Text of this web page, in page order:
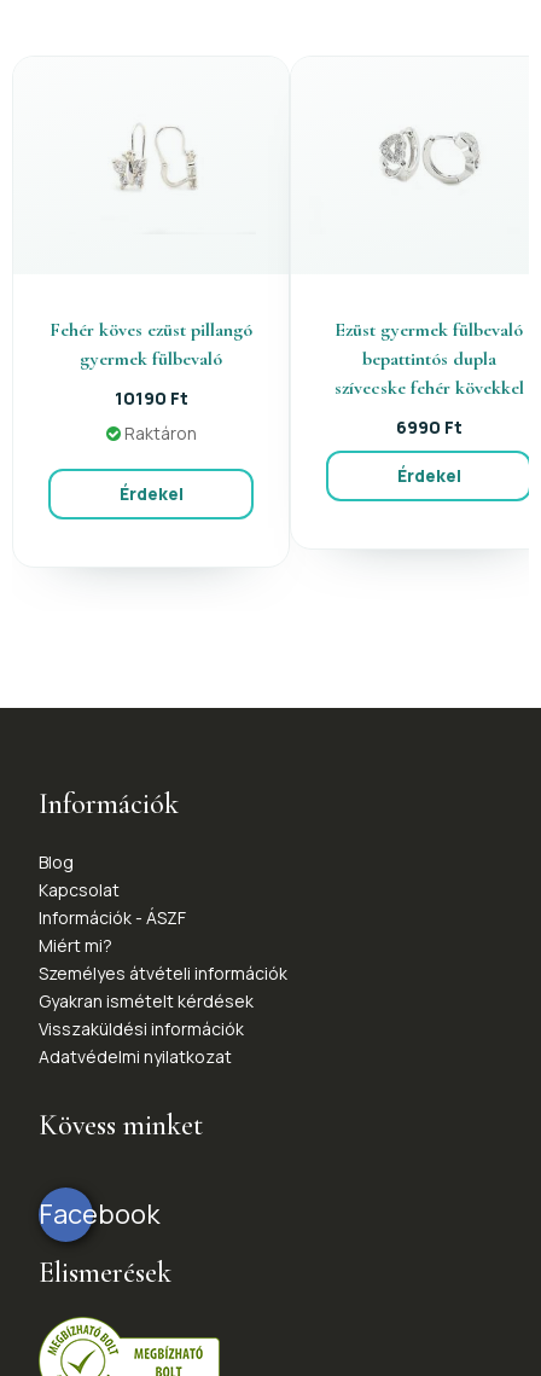
Fehér köves ezüst pillangó
gyermek fülbevaló
10190 Ft
Raktáron
Érdekel
Ezüst gyermek fülbevaló
bepattintós dupla
szívecske fehér kövekkel
6990 Ft
Érdekel
Információk
Blog
Kapcsolat
Információk - ÁSZF
Miért mi?
Személyes átvételi információk
Gyakran ismételt kérdések
Visszaküldési információk
Adatvédelmi nyilatkozat
Kövess minket
Facebook
Elismerések